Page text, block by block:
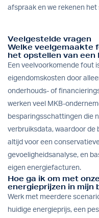
afspraak en we rekenen het
Veelgestelde vragen
Welke veelgemaakte
het opstellen van een
Een veelvoorkomende fout
eigendomskosten door
onderhouds- of
werken veel MKB-
besparingsschattingen die
verbruiksdata, waardoor de
altijd voor een
gevoeligheidsanalyse, en
eigen energiefacturen.
Hoe ga ik om met
energieprijzen in mijn
Werk met meerdere
huidige energieprijs, een